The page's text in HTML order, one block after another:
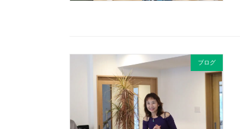
ブログ